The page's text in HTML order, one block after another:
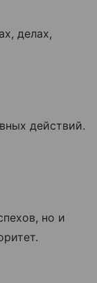
делах,
действий.
но и